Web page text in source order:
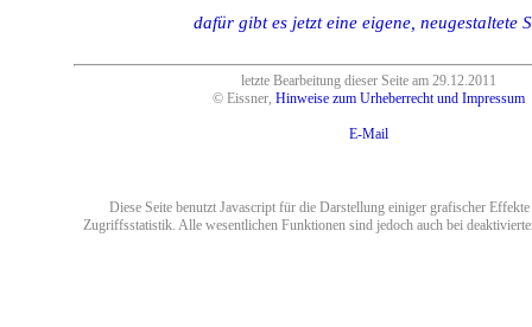
dafür gibt es jetzt eine eigene, neugestaltete
letzte Bearbeitung dieser Seite am 29.12.2011
© Eissner, Hinweise zum Urheberrecht und Impressum
E-Mail
Diese Seite benutzt Javascript für die Darstellung einiger grafischer
Zugriffsstatistik. Alle wesentlichen Funktionen sind jedoch auch bei